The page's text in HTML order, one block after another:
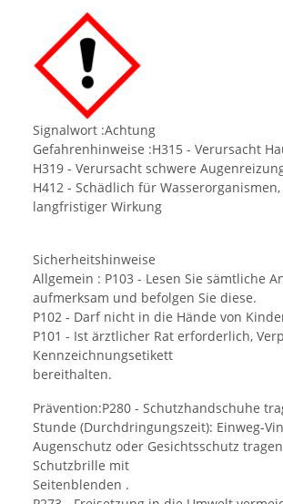
Signalwort :Achtung
Gefahrenhinweise :H315 - Verursacht
H319 - Verursacht schwere
H412 - Schädlich für
langfristiger Wirkung
Sicherheitshinweise
Allgemein : P103 - Lesen Sie sämtliche
aufmerksam und befolgen Sie diese.
P102 - Darf nicht in die Hände von
P101 - Ist ärztlicher Rat erforderlich,
Kennzeichnungsetikett
bereithalten.
Prävention:P280 - Schutzhandschuhe
Stunde (Durchdringungszeit): Einweg-
Augenschutz oder Gesichtsschutz
Schutzbrille mit
Seitenblenden .